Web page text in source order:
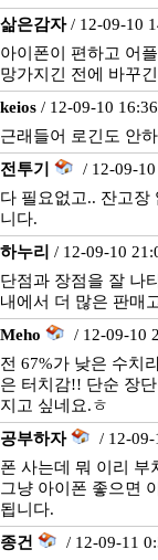
삶은감자/ 12-09-10
아이폰이 편하고 어
망가지긴 전에 바꾸
keios / 12-09-10
근래들어 로긴도 안
전투기
/ 12-09-
다 필요없고.. 잔고장
니다.
하누리 / 12-09-10
단점과 장점을 잘 나
내에서 더 많은 판매
Meho
/ 12-09-10
전 67%가 낮은 수치
은 터치감!! 단순 장
지고 싶네요.ㅎ
공부하자
/ 12-
폰 사는데 뭐 이리 부
그냥 아이폰 좋으면
됩니다.
종건
/ 12-09-11